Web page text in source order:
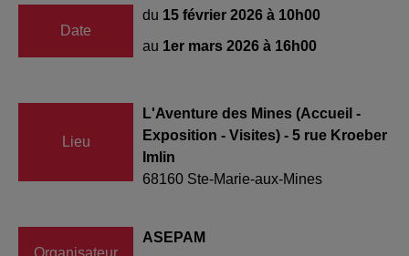
Date
du 15 février 2026 à 10h00
au 1er mars 2026 à 16h00
Lieu
L'Aventure des Mines (Accueil -
Exposition - Visites) - 5 rue Kroeber
Imlin
68160 Ste-Marie-aux-Mines
Organisateur
ASEPAM